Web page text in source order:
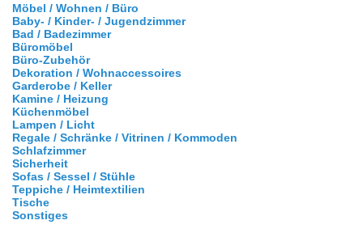
Möbel / Wohnen / Büro
Baby- / Kinder- / Jugendzimmer
Bad / Badezimmer
Büromöbel
Büro-Zubehör
Dekoration / Wohnaccessoires
Garderobe / Keller
Kamine / Heizung
Küchenmöbel
Lampen / Licht
Regale / Schränke / Vitrinen / Kommoden
Schlafzimmer
Sicherheit
Sofas / Sessel / Stühle
Teppiche / Heimtextilien
Tische
Sonstiges